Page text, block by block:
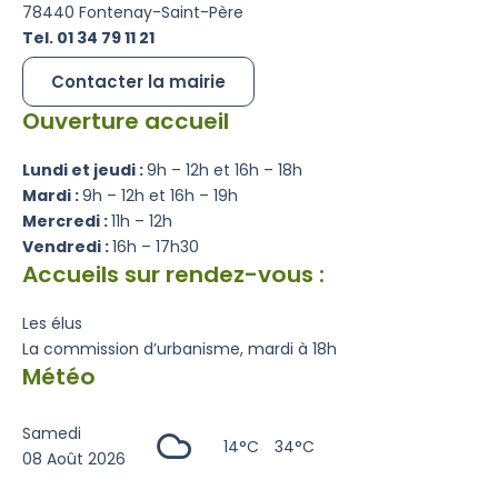
78440 Fontenay-Saint-Père
Tel. 01 34 79 11 21
Contacter la mairie
Ouverture accueil
Lundi et jeudi :9h – 12h et 16h – 18h
Mardi :9h – 12h et 16h – 19h
Mercredi :11h – 12h
Vendredi :16h – 17h30
Accueils sur rendez-vous :
Les élus
La commission d’urbanisme, mardi à 18h
Météo
Samedi
08 Août 2026
14°C 34°C